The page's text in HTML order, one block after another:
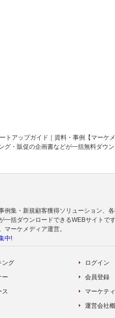
トアップガイド｜資料・事例【マー
グ・販促の企画書などが一括無料ダウ
例集・新規顧客獲得ソリューション、
括ダウンロードできるWEBサイトです
ーケメディア運営。
中!
ング
ー
ス
ログイン
会員登録
マーケテ
運営会社